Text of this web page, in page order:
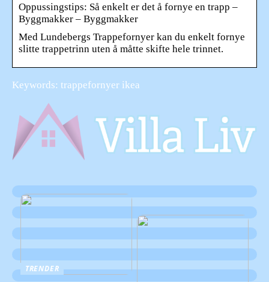
Oppussingstips: Så enkelt er det å fornye en trapp –
Byggmakker – Byggmakker
Med Lundebergs Trappefornyer kan du enkelt fornye
slitte trappetrinn uten å måtte skifte hele trinnet.
Keywords: trappefornyer ikea
TRENDER